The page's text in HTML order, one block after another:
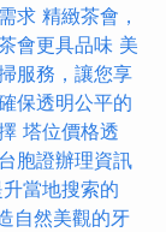
求 精緻茶會，
會更具品味 美
服務，讓您享
保透明公平的
塔位價格透
胞證辦理資訊
當地搜索的
自然美觀的牙